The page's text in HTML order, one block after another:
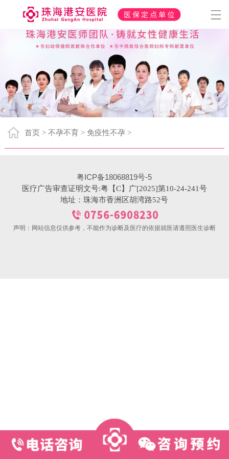
首页> 不孕不育> 免疫性不孕>
粤ICP备18068819号-5
医疗广告审查证明文号:粤【C】广[2025]第10-24-241号
地址：珠海市香洲区胡湾路52号
声明：网站信息仅供参考，不能作为诊断及医疗的依据就医请遵照医生诊断